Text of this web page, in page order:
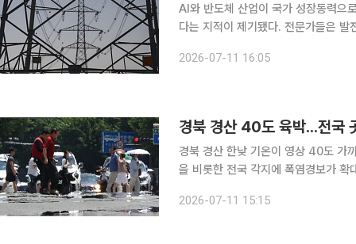
AI와 반도체 산업이 국가 성장동력으
다는 지적이 제기됐다. 전문가들은
제언했다. 국무총리 소속 사회
2026-07-11 16:05
경북 경산 40도 육박...전국
경북 경산 한낮 기온이 영상 40도 가
을 비롯한 전국 각지에 폭염경보가 확
보는 최고 체감온도 33도를 웃도는
2026-07-11 15:15